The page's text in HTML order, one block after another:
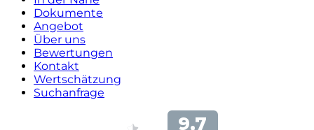
Dokumente
Angebot
Über uns
Bewertungen
Kontakt
Wertschätzung
Suchanfrage